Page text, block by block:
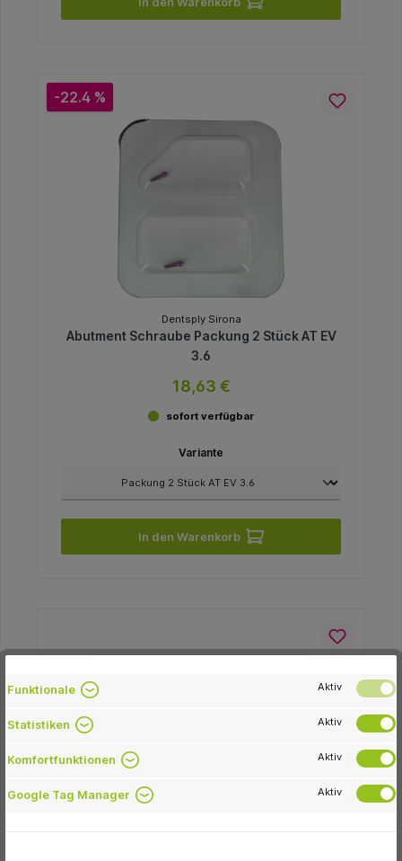
-22.4 %
Dentsply Sirona
Abutment Schraube Packung 2 Stück AT EV
3.6
18,63 €
sofort verfügbar
Variante
In den Warenkorb
Funktionale Aktiv
Statistiken Aktiv
Komfortfunktionen Aktiv
Google Tag Manager Aktiv